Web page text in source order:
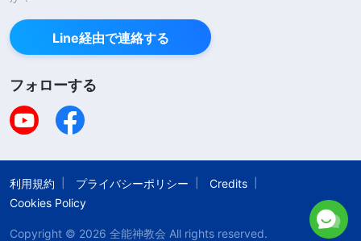
かげで少し自己認識できたんだ。全能神は言われま
含まれますが、最も明らかで突出しているのは、傲
慢な性質です。傲慢さは人間の堕落した性質の根源
です。傲慢になればなるほど、人はそれだけ理智に
欠け、理智に欠ければ欠けるほど、神に抵抗しがち
になります。この問題はどれほど深刻でしょうか。
傲慢な性質の持ち主は他のあらゆる人を見下すだけ
Line経由で連絡する
フォローする
利用規約 プライバシーポリシー
Credits
Cookies Policy
Copyright © 2026 全能神教会 All rights reserved.